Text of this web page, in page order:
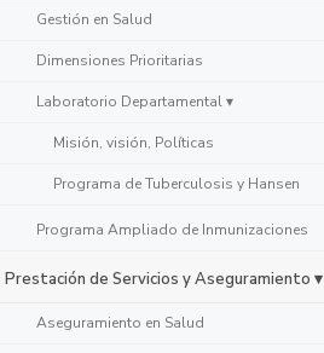
Gestión en Salud
Dimensiones Prioritarias
Laboratorio Departamental ▾
Misión, visión, Políticas
Programa de Tuberculosis y Hansen
Programa Ampliado de Inmunizaciones
Prestación de Servicios y Aseguramiento ▾
Aseguramiento en Salud